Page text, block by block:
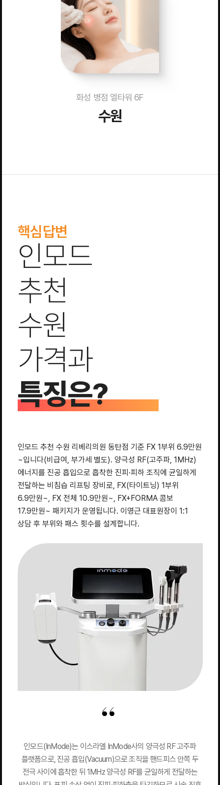
화성 병점 엘타워 6F
수원
핵심답변
인모드
추천
수원
가격과
특징은?
인모드 추천 수원 리베리의원 동탄점 기준 FX 1부위 6.9만원
~입니다(비급여, 부가세 별도). 양극성 RF(고주파, 1MHz)
에너지를 진공 흡입으로 흡착한 진피·피하 조직에 균일하게
전달하는 비침습 리프팅 장비로, FX(타이트닝) 1부위
6.9만원~, FX 전체 10.9만원~, FX+FORMA 콤보
17.9만원~ 패키지가 운영됩니다. 이영근 대표원장이 1:1
상담 후 부위와 패스 횟수를 설계합니다.
인모드(InMode)는 이스라엘 InMode사의 양극성 RF 고주파
플랫폼으로, 진공 흡입(Vacuum)으로 조직을 핸드피스 안쪽 두
전극 사이에 흡착한 뒤 1MHz 양극성 RF를 균일하게 전달하는